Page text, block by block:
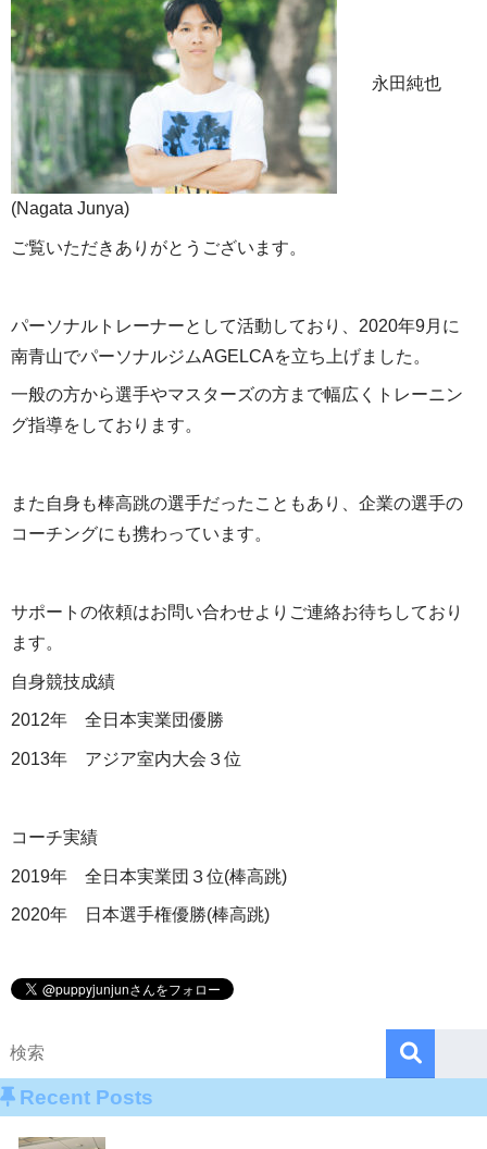
永田純也
(Nagata Junya)
ご覧いただきありがとうございます。
パーソナルトレーナーとして活動しており、2020年9月に
南青山でパーソナルジムAGELCAを立ち上げました。
一般の方から選手やマスターズの方まで幅広くトレーニン
グ指導をしております。
また自身も棒高跳の選手だったこともあり、企業の選手の
コーチングにも携わっています。
サポートの依頼はお問い合わせよりご連絡お待ちしており
ます。
自身競技成績
2012年 全日本実業団優勝
2013年 アジア室内大会３位
コーチ実績
2019年 全日本実業団３位(棒高跳)
2020年 日本選手権優勝(棒高跳)
Recent Posts